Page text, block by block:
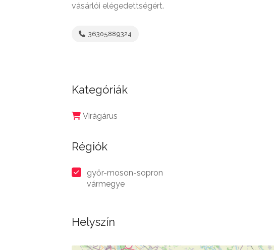
vásárlói elégedettségért.
36305889324
Kategóriák
Virágárus
Régiók
győr-moson-sopron
vármegye
Helyszín